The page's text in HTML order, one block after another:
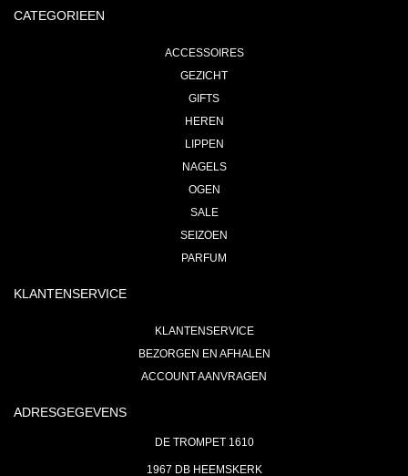
CATEGORIEEN
ACCESSOIRES
GEZICHT
GIFTS
HEREN
LIPPEN
NAGELS
OGEN
SALE
SEIZOEN
PARFUM
KLANTENSERVICE
KLANTENSERVICE
BEZORGEN EN AFHALEN
ACCOUNT AANVRAGEN
ADRESGEGEVENS
DE TROMPET 1610
1967 DB HEEMSKERK